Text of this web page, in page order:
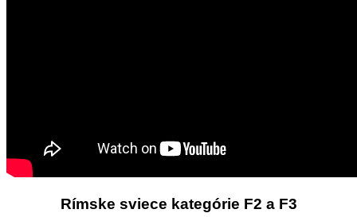
Rímske sviece kategórie F2 a F3